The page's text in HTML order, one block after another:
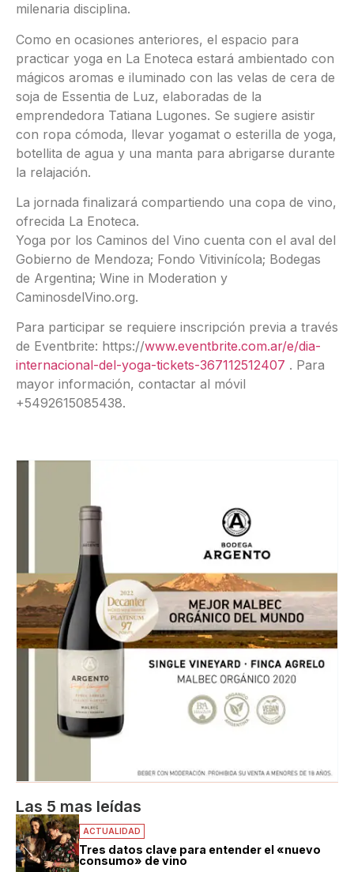
milenaria disciplina.
Como en ocasiones anteriores, el espacio para
practicar yoga en La Enoteca estará ambientado con
mágicos aromas e iluminado con las velas de cera de
soja de Essentia de Luz, elaboradas de la
emprendedora Tatiana Lugones. Se sugiere asistir
con ropa cómoda, llevar yogamat o esterilla de yoga,
botellita de agua y una manta para abrigarse durante
la relajación.
La jornada finalizará compartiendo una copa de vino,
ofrecida La Enoteca.
Yoga por los Caminos del Vino cuenta con el aval del
Gobierno de Mendoza; Fondo Vitivinícola; Bodegas
de Argentina; Wine in Moderation y
CaminosdelVino.org.
Para participar se requiere inscripción previa a través
de Eventbrite: https://www.eventbrite.com.ar/e/dia-
internacional-del-yoga-tickets-367112512407 . Para
mayor información, contactar al móvil
+5492615085438.
Las 5 mas leídas
ACTUALIDAD
Tres datos clave para entender el «nuevo
consumo» de vino